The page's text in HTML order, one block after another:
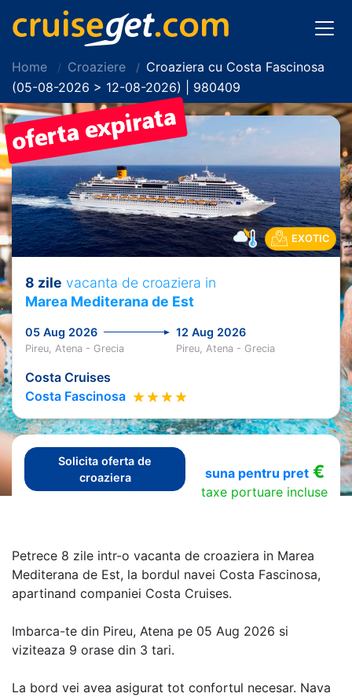
Home Croaziere
Croaziera cu Costa Fascinosa
(05-08-2026 > 12-08-2026) | 980409
EXOTIC
8 zile vacanta de croaziera in
Marea Mediterana de Est
05 Aug 2026 12 Aug 2026
Pireu, Atena - Grecia Pireu, Atena - Grecia
Costa Cruises
Costa Fascinosa
Solicita oferta de
croaziera
suna pentru pret€
taxe portuare incluse
Petrece 8 zile intr-o vacanta de croaziera in Marea
Mediterana de Est, la bordul navei Costa Fascinosa,
apartinand companiei Costa Cruises.
Imbarca-te din Pireu, Atena pe 05 Aug 2026 si
viziteaza 9 orase din 3 tari.
La bord vei avea asigurat tot confortul necesar. Nava